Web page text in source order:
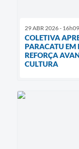
29 ABR 2026 - 16h09
COLETIVA
PARACATU EM
REFORÇA
CULTURA